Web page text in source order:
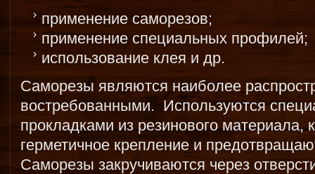
применение саморезов;
применение специальных профилей;
использование клея и др.
Саморезы являются наиболее
востребованными. Используются
прокладками из резинового материала,
герметичное крепление и
Саморезы закручиваются через